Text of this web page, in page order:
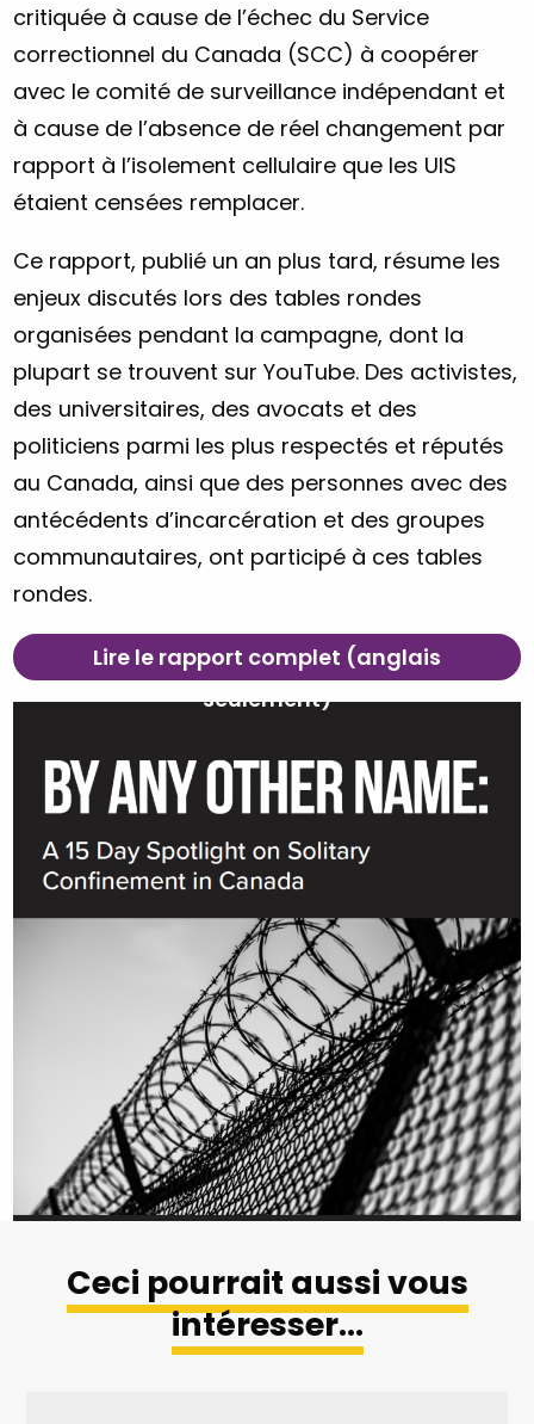
critiquée à cause de l’échec du Service
correctionnel du Canada (SCC) à coopérer
avec le comité de surveillance indépendant et
à cause de l’absence de réel changement par
rapport à l’isolement cellulaire que les UIS
étaient censées remplacer.
Ce rapport, publié un an plus tard, résume les
enjeux discutés lors des tables rondes
organisées pendant la campagne, dont la
plupart se trouvent sur YouTube. Des activistes,
des universitaires, des avocats et des
politiciens parmi les plus respectés et réputés
au Canada, ainsi que des personnes avec des
antécédents d’incarcération et des groupes
communautaires, ont participé à ces tables
rondes.
Lire le rapport complet (anglais
seulement)
Ceci pourrait aussi vous
intéresser…